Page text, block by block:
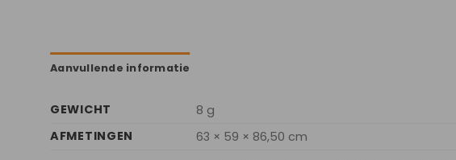
Aanvullende informatie
GEWICHT
8 g
AFMETINGEN
63 × 59 × 86,50 cm